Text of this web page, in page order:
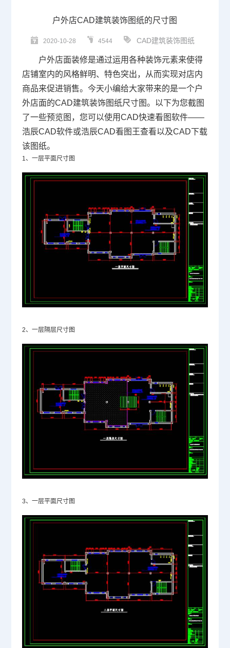
户外店CAD建筑装饰图纸的尺寸图
2020-10-28 4544 CAD建筑装饰图纸
户外店面装修是通过运用各种装饰元素来使得
店铺室内的风格鲜明、特色突出，从而实现对店内
商品来促进销售。今天小编给大家带来的是一个户
外店面的CAD建筑装饰图纸尺寸图。以下为您截图
了一些预览图，您可以使用CAD快速看图软件——
浩辰CAD软件或浩辰CAD看图王查看以及CAD下载
该图纸。
1、一层平面尺寸图
2、一层隔层尺寸图
3、一层平面尺寸图